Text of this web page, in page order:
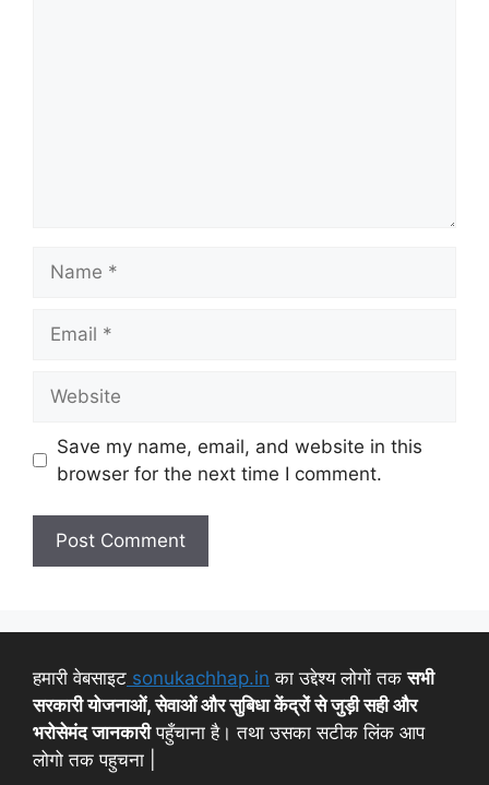
Save my name, email, and website in this
browser for the next time I comment.
हमारी वेबसाइट sonukachhap.in का उद्देश्य लोगों तकसभी
सरकारी योजनाओं, सेवाओं और सुबिधा केंद्रों से जुड़ी सही और
भरोसेमंद जानकारीपहुँचाना है। तथा उसका सटीक लिंक आप
लोगो तक पहुचना |